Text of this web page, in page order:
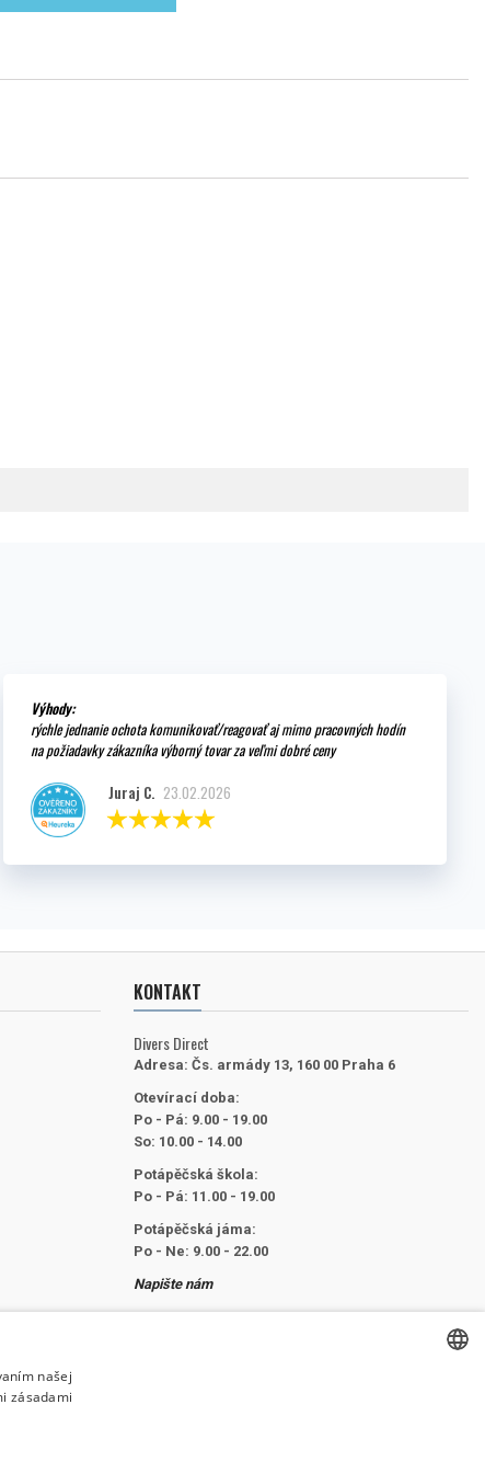
Výhody:
rýchle jednanie ochota komunikovať/reagovať aj mimo pracovných hodín
na požiadavky zákazníka výborný tovar za veľmi dobré ceny
Juraj C. 23.02.2026
KONTAKT
Divers Direct
Adresa: Čs. armády 13, 160 00 Praha 6
Otevírací doba:
Po - Pá: 9.00 - 19.00
So: 10.00 - 14.00
Potápěčská škola:
Po - Pá: 11.00 - 19.00
Potápěčská jáma:
Po - Ne: 9.00 - 22.00
Napište nám
našej
zásadami